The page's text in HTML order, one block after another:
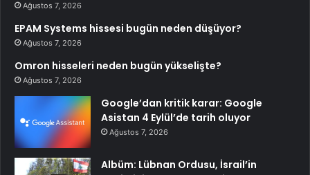
Ağustos 7, 2026
EPAM Systems hissesi bugün neden düşüyor?
Ağustos 7, 2026
Omron hisseleri neden bugün yükselişte?
Ağustos 7, 2026
Google’dan kritik karar: Google
Asistan 4 Eylül’de tarih oluyor
Ağustos 7, 2026
Albüm: Lübnan Ordusu, İsrail’in